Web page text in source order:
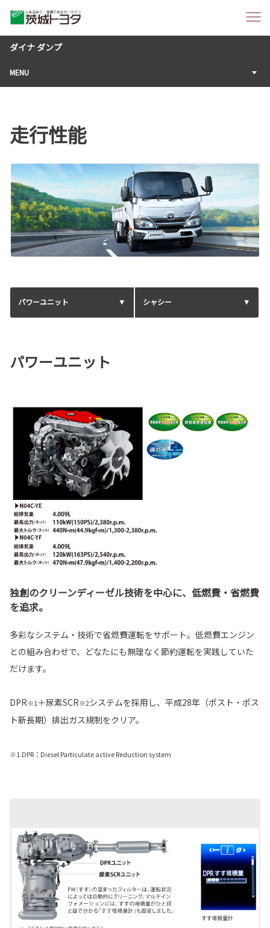
ダイナ ダンプ
MENU
走行性能
パワーユニット シャシー
パワーユニット
独創のクリーンディーゼル技術を中心に、低燃費・省燃費
を追求。
多彩なシステム・技術で省燃費運転をサポート。低燃費エンジン
との組み合わせで、どなたにも無理なく節約運転を実践していた
だけます。
DPR※1 ＋尿素SCR※2システムを採用し、平成28年（ポスト・ポス
ト新長期）排出ガス規制をクリア。
※1.DPR：Diesel Particulate active Reduction system